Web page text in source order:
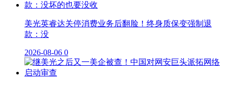
美光英睿达关停消费业务后翻脸！终身质保变强制退
款：没
2026-08-06 0